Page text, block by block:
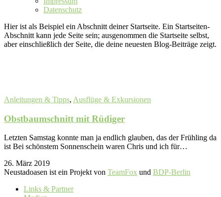
Datenschutz
Hier ist als Beispiel ein Abschnitt deiner Startseite. Ein Startseiten-
Abschnitt kann jede Seite sein; ausgenommen die Startseite selbst,
aber einschließlich der Seite, die deine neuesten Blog-Beiträge zeigt.
Anleitungen & Tipps, Ausflüge & Exkursionen
Obstbaumschnitt mit Rüdiger
Letzten Samstag konnte man ja endlich glauben, das der Frühling da
ist Bei schönstem Sonnenschein waren Chris und ich für…
26. März 2019
Neustadoasen ist ein Projekt von TeamFox und BDP-Berlin
Links & Partner